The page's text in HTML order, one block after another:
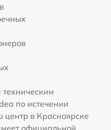
по истечении
в Красноярске
официальной